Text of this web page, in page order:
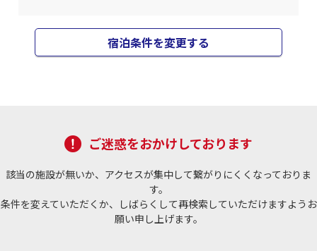
宿泊条件を変更する
ご迷惑をおかけしております
該当の施設が無いか、アクセスが集中して繋がりにくくなっておりま
す。
条件を変えていただくか、しばらくして再検索していただけますようお
願い申し上げます。